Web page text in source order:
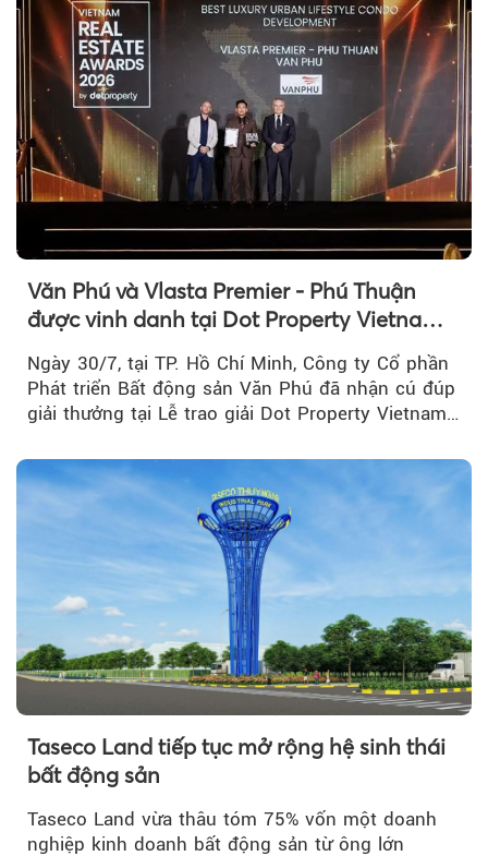
Văn Phú và Vlasta Premier - Phú Thuận
được vinh danh tại Dot Property Vietnam
Ngày 30/7, tại TP. Hồ Chí Minh, Công ty Cổ phần
Phát triển Bất động sản Văn Phú đã nhận cú đúp
giải thưởng tại Lễ trao giải Dot Property Vietnam
Taseco Land tiếp tục mở rộng hệ sinh thái
bất động sản
Taseco Land vừa thâu tóm 75% vốn một doanh
nghiệp kinh doanh bất động sản từ ông lớn